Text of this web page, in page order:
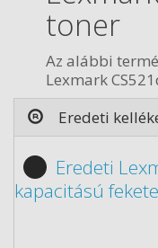
toner
Az alábbi
Lexmark
Eredeti
Eredeti
kapacitású